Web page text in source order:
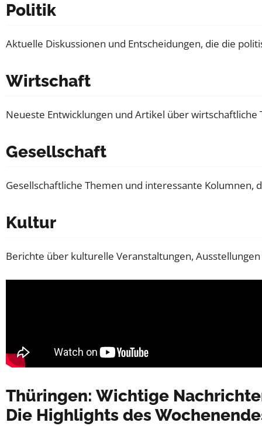
Politik
Aktuelle Diskussionen und Entscheidungen, die die
Wirtschaft
Neueste Entwicklungen und Artikel über
Gesellschaft
Gesellschaftliche Themen und interessante Kolumnen,
Kultur
Berichte über kulturelle Veranstaltungen,
Thüringen: Wichtige
Die Highlights des